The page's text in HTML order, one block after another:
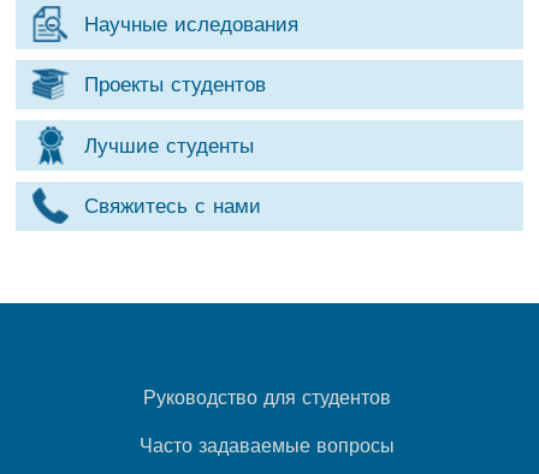
Научные иследования
Проекты студентов
Лучшие студенты
Свяжитесь с нами
Руководство для студентов
Часто задаваемые вопросы